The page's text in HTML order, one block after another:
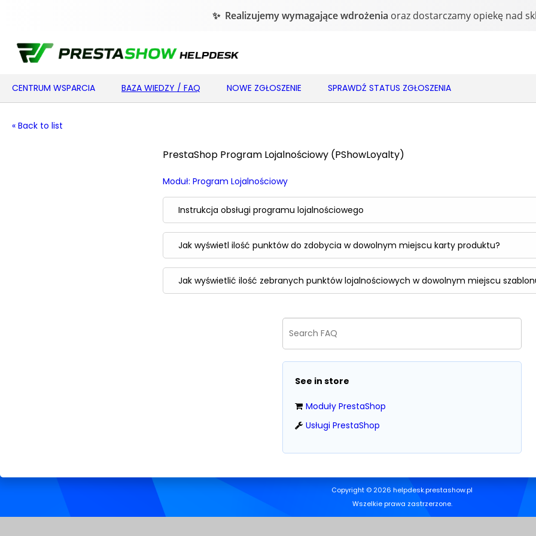
CENTRUM WSPARCIA BAZA WIEDZY / FAQ NOWE ZGŁOSZENIE SPRAWDŹ STATUS ZGŁOSZENIA
« Back to list
PrestaShop Program Lojalnościowy (PShowLoyalty)
Moduł: Program Lojalnościowy
Instrukcja obsługi programu lojalnościowego
Jak wyświetl ilość punktów do zdobycia w dowolnym miejscu karty produktu?
Jak wyświetlić ilość zebranych punktów lojalnościowych w dowolnym miejscu
See in store
Moduły PrestaShop
Usługi PrestaShop
Copyright © 2026 helpdesk.prestashow.pl
Wszelkie prawa zastrzerzone.